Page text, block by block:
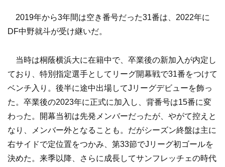
2019年から3年間は空き番号だった31番は、2022年に
DF中野就斗が受け継いだ。
当時は桐蔭横浜大に在籍中で、卒業後の新加入が内定し
ており、特別指定選手としてリーグ開幕戦で31番をつけて
ベンチ入り。後半に途中出場してJリーグデビューを飾っ
た。卒業後の2023年に正式に加入し、背番号は15番に変
わった。開幕当初は先発メンバーだったが、やがて控えと
なり、メンバー外となることも。だがシーズン終盤は主に
右サイドで定位置をつかみ、第33節でJリーグ初ゴールを
決めた。来季以降、さらに成長してサンフレッチェの時代